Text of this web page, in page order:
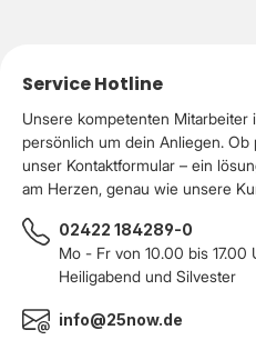
Service Hotline
Unsere kompetenten Mitarbeiter
persönlich um dein Anliegen.
unser Kontaktformular – ein
am Herzen, genau wie unsere
02422 184289-0
Mo - Fr von 10.00 bis 17.00
Heiligabend und Silvester
info@25now.de